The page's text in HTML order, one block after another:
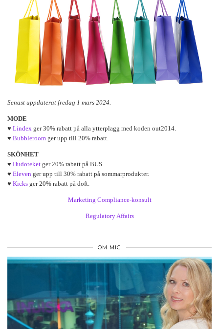
Senast uppdaterat fredag 1 mars 2024.
MODE
♥ Lindex ger 30% rabatt på alla ytterplagg med koden out2014.
♥ Bubbleroom ger upp till 20% rabatt.
SKÖNHET
♥ Hudoteket ger 20% rabatt på BUS.
♥ Eleven ger upp till 30% rabatt på sommarprodukter.
♥ Kicks ger 20% rabatt på doft.
Marketing Compliance-konsult
Regulatory Affairs
OM MIG